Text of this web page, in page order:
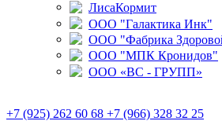
ЛисаКормит
ООО "Галактика Инк"
ООО "Фабрика
ООО "МПК Кронидов"
ООО «ВС - ГРУПП»
+7 (925) 262 60 68 +7 (966) 328 32 25